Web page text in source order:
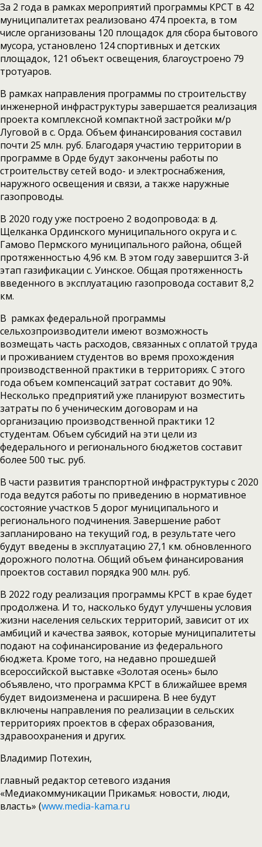
За 2 года в рамках мероприятий программы КРСТ в 42
муниципалитетах реализовано 474 проекта, в том
числе организованы 120 площадок для сбора бытового
мусора, установлено 124 спортивных и детских
площадок, 121 объект освещения, благоустроено 79
тротуаров.
В рамках направления программы по строительству
инженерной инфраструктуры завершается реализация
проекта комплексной компактной застройки м/р
Луговой в с. Орда. Объем финансирования составил
почти 25 млн. руб. Благодаря участию территории в
программе в Орде будут закончены работы по
строительству сетей водо- и электроснабжения,
наружного освещения и связи, а также наружные
газопроводы.
В 2020 году уже построено 2 водопровода: в д.
Щелканка Ординского муниципального округа и с.
Гамово Пермского муниципального района, общей
протяженностью 4,96 км. В этом году завершится 3-й
этап газификации с. Уинское. Общая протяженность
введенного в эксплуатацию газопровода составит 8,2
км.
В рамках федеральной программы
сельхозпроизводители имеют возможность
возмещать часть расходов, связанных с оплатой труда
и проживанием студентов во время прохождения
производственной практики в территориях. С этого
года объем компенсаций затрат составит до 90%.
Несколько предприятий уже планируют возместить
затраты по 6 ученическим договорам и на
организацию производственной практики 12
студентам. Объем субсидий на эти цели из
федерального и регионального бюджетов составит
более 500 тыс. руб.
В части развития транспортной инфраструктуры с 2020
года ведутся работы по приведению в нормативное
состояние участков 5 дорог муниципального и
регионального подчинения. Завершение работ
запланировано на текущий год, в результате чего
будут введены в эксплуатацию 27,1 км. обновленного
дорожного полотна. Общий объем финансирования
проектов составил порядка 900 млн. руб.
В 2022 году реализация программы КРСТ в крае будет
продолжена. И то, насколько будут улучшены условия
жизни населения сельских территорий, зависит от их
амбиций и качества заявок, которые муниципалитеты
подают на софинансирование из федерального
бюджета. Кроме того, на недавно прошедшей
всероссийской выставке «Золотая осень» было
объявлено, что программа КРСТ в ближайшее время
будет видоизменена и расширена. В нее будут
включены направления по реализации в сельских
территориях проектов в сферах образования,
здравоохранения и других.
Владимир Потехин,
главный редактор сетевого издания
«Медиакоммуникации Прикамья: новости, люди,
власть» (www.media-kama.ru